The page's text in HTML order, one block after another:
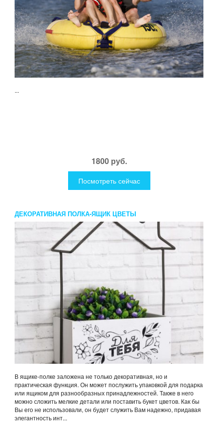
...
1800 руб.
Посмотреть сейчас
ДЕКОРАТИВНАЯ ПОЛКА-ЯЩИК ЦВЕТЫ
В ящике-полке заложена не только декоративная, но и
практическая функция. Он может послужить упаковкой для подарка
или ящиком для разнообразных принадлежностей. Также в него
можно сложить мелкие детали или поставить букет цветов. Как бы
Вы его не использовали, он будет служить Вам надежно, придавая
элегантность инт...